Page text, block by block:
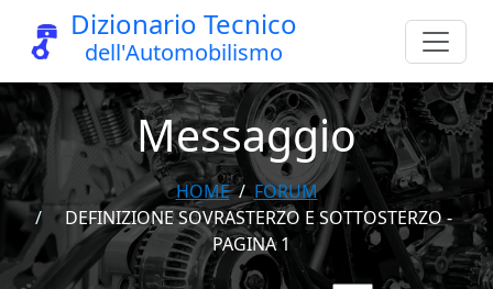
Dizionario Tecnico
dell'Automobilismo
Messaggio
HOME
FORUM
DEFINIZIONE SOVRASTERZO E SOTTOSTERZO -
PAGINA 1